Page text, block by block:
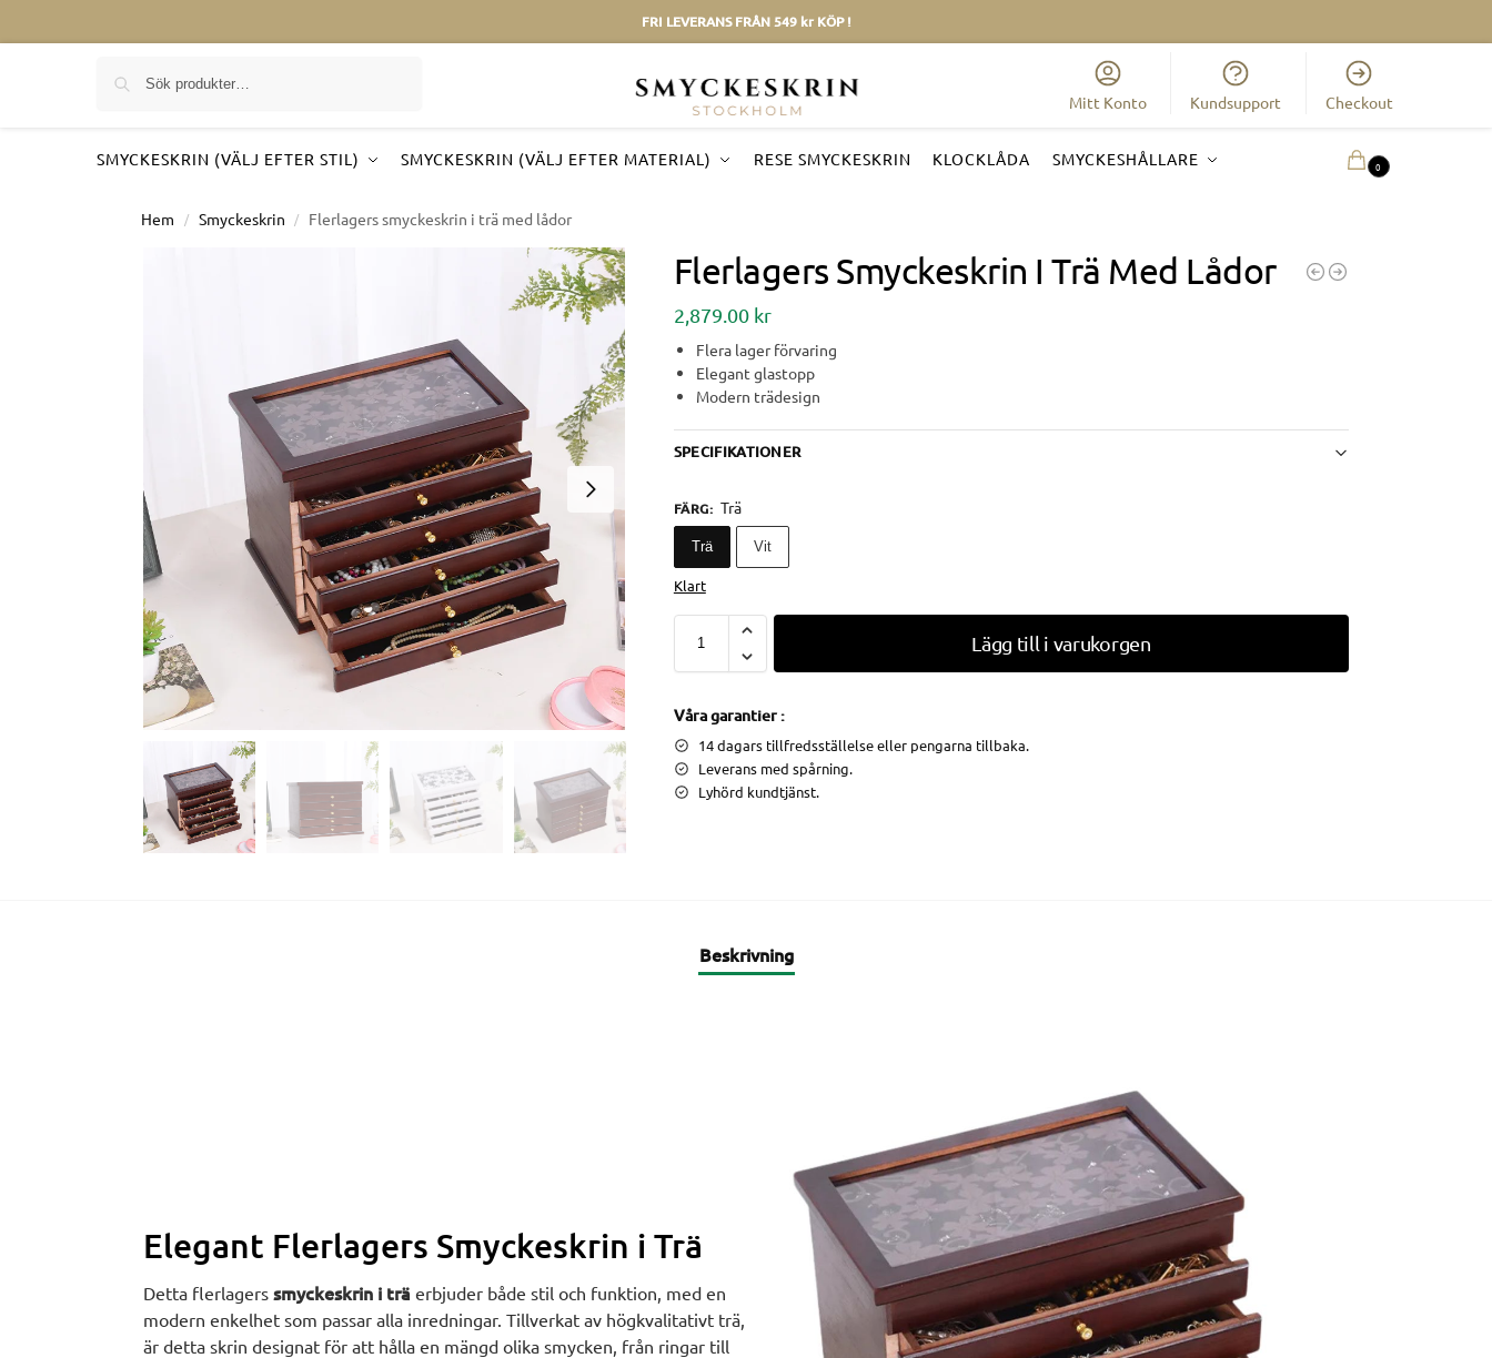
FRI LEVERANS FRÅN 549 kr KÖP !
Mitt Konto Kundsupport Checkout
SMYCKESKRIN (VÄLJ EFTER STIL) SMYCKESKRIN (VÄLJ EFTER MATERIAL) RESE SMYCKESKRIN KLOCKLÅDA SMYCKESHÅLLARE 0
Hem / Smyckeskrin / Flerlagers smyckeskrin i trä med lådor
Flerlagers Smyckeskrin I Trä Med Lådor
2,879.00 kr
Flera lager förvaring
Elegant glastopp
Modern trädesign
SPECIFIKATIONER
FÄRG: Trä
Trä Vit
Klart
Lägg till i varukorgen
Våra garantier :
14 dagars tillfredsställelse eller pengarna tillbaka.
Leverans med spårning.
Lyhörd kundtjänst.
Beskrivning
Elegant Flerlagers Smyckeskrin i Trä
Detta flerlagers smyckeskrin i trä erbjuder både stil och funktion, med en
modern enkelhet som passar alla inredningar. Tillverkat av högkvalitativt trä,
är detta skrin designat för att hålla en mängd olika smycken, från ringar till